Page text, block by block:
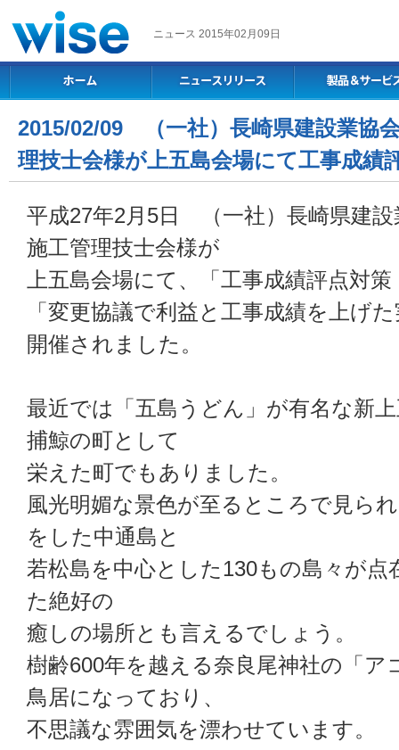
ニュース 2015年02月09日
2015/02/09 （一社）長崎県建設業協
理技士会様が上五島会場にて工事成績
平成27年2月5日 （一社）長崎県建設
施工管理技士会様が
上五島会場にて、「工事成績評点対
「変更協議で利益と工事成績を上げ
開催されました。
最近では「五島うどん」が有名な新
捕鯨の町として
栄えた町でもありました。
風光明媚な景色が至るところで見ら
をした中通島と
若松島を中心とした130もの島々が点
た絶好の
癒しの場所とも言えるでしょう。
樹齢600年を越える奈良尾神社の「ア
鳥居になっており、
不思議な雰囲気を漂わせています。